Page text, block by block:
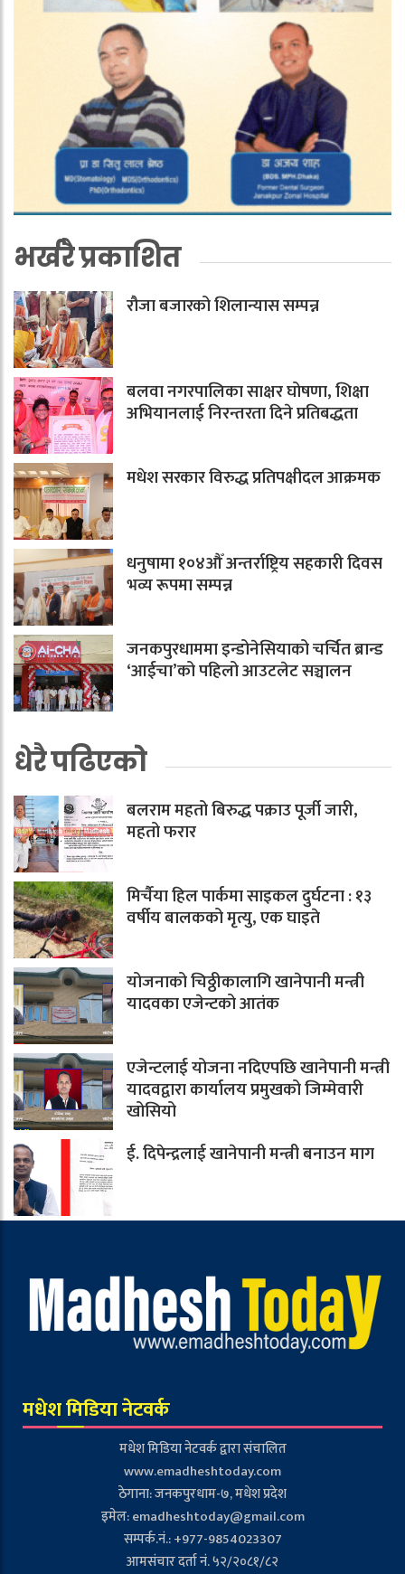
भर्खरै प्रकाशित
रौजा बजारको शिलान्यास सम्पन्न
बलवा नगरपालिका साक्षर घोषणा, शिक्षा
अभियानलाई निरन्तरता दिने प्रतिबद्धता
मधेश सरकार विरुद्ध प्रतिपक्षीदल आक्रमक
धनुषामा १०४औँ अन्तर्राष्ट्रिय सहकारी दिवस
भव्य रूपमा सम्पन्न
जनकपुरधाममा इन्डोनेसियाको चर्चित ब्रान्ड
‘आईचा’को पहिलो आउटलेट सञ्चालन
धेरै पढिएको
बलराम महतो बिरुद्ध पक्राउ पूर्जी जारी,
महतो फरार
मिर्चैया हिल पार्कमा साइकल दुर्घटना : १३
वर्षीय बालकको मृत्यु, एक घाइते
योजनाको चिठ्ठीकालागि खानेपानी मन्त्री
यादवका एजेन्टको आतंक
एजेन्टलाई योजना नदिएपछि खानेपानी मन्त्री
यादवद्वारा कार्यालय प्रमुखको जिम्मेवारी
खोसियो
ई. दिपेन्द्रलाई खानेपानी मन्त्री बनाउन माग
मधेश मिडिया नेटवर्क
मधेश मिडिया नेटवर्क द्वारा संचालित
www.emadheshtoday.com
ठेगाना: जनकपुरधाम-७, मधेश प्रदेश
इमेल:emadheshtoday@gmail.com
सम्पर्क.नं.: +977-9854023307
आमसंचार दर्ता नं. ५२/२०८१/८२